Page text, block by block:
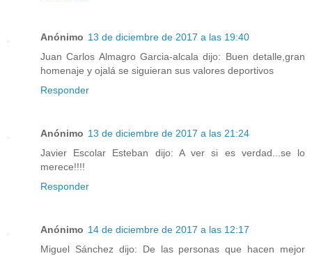
Anónimo 13 de diciembre de 2017 a las 19:40
Juan Carlos Almagro Garcia-alcala dijo: Buen detalle,gran
homenaje y ojalá se siguieran sus valores deportivos
Responder
Anónimo 13 de diciembre de 2017 a las 21:24
Javier Escolar Esteban dijo: A ver si es verdad...se lo
merece!!!!
Responder
Anónimo 14 de diciembre de 2017 a las 12:17
Miguel Sánchez dijo: De las personas que hacen mejor